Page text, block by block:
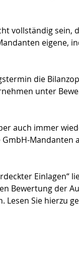
vollständig sein,
eigene,
die
unter
auch immer
Mandanten
Einlagen“
Bewertung der
Sie hierzu